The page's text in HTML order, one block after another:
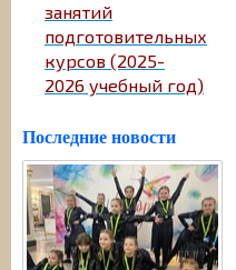
занятий
подготовительных
курсов (2025-
2026 учебный год)
Последние новости